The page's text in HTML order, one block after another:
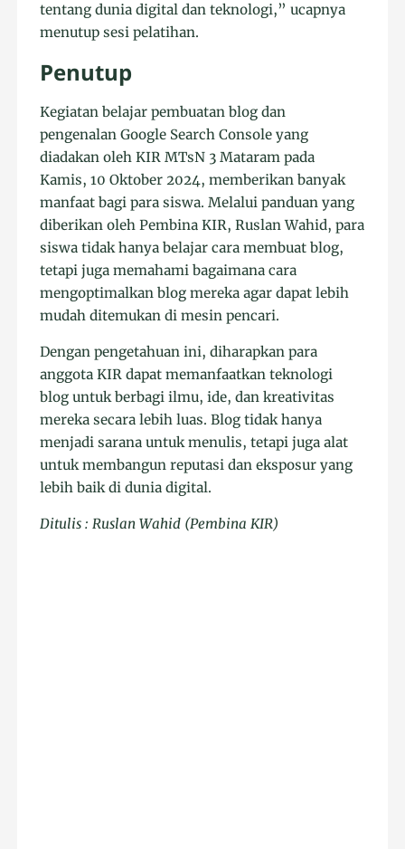
tentang dunia digital dan teknologi,” ucapnya
menutup sesi pelatihan.
Penutup
Kegiatan belajar pembuatan blog dan
pengenalan Google Search Console yang
diadakan oleh KIR MTsN 3 Mataram pada
Kamis, 10 Oktober 2024, memberikan banyak
manfaat bagi para siswa. Melalui panduan yang
diberikan oleh Pembina KIR, Ruslan Wahid, para
siswa tidak hanya belajar cara membuat blog,
tetapi juga memahami bagaimana cara
mengoptimalkan blog mereka agar dapat lebih
mudah ditemukan di mesin pencari.
Dengan pengetahuan ini, diharapkan para
anggota KIR dapat memanfaatkan teknologi
blog untuk berbagi ilmu, ide, dan kreativitas
mereka secara lebih luas. Blog tidak hanya
menjadi sarana untuk menulis, tetapi juga alat
untuk membangun reputasi dan eksposur yang
lebih baik di dunia digital.
Ditulis : Ruslan Wahid (Pembina KIR)